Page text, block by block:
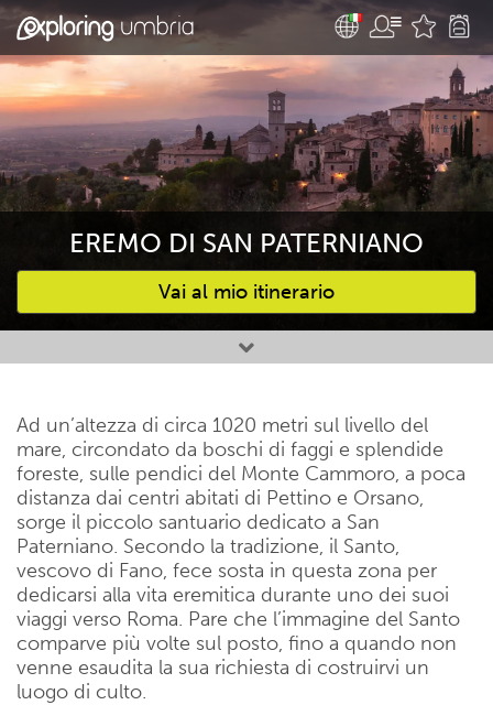
EREMO DI SAN PATERNIANO
Vai al mio itinerario
Attività preferite
Ad un’altezza di circa 1020 metri sul livello del
mare, circondato da boschi di faggi e splendide
foreste, sulle pendici del Monte Cammoro, a poca
distanza dai centri abitati di Pettino e Orsano,
sorge il piccolo santuario dedicato a San
Paterniano. Secondo la tradizione, il Santo,
vescovo di Fano, fece sosta in questa zona per
dedicarsi alla vita eremitica durante uno dei suoi
viaggi verso Roma. Pare che l’immagine del Santo
comparve più volte sul posto, fino a quando non
venne esaudita la sua richiesta di costruirvi un
luogo di culto.